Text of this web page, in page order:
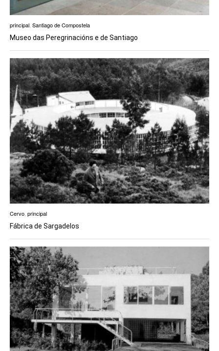
principal Santiago de Compostela
Museo das Peregrinacións e de Santiago
Cervo principal
Fábrica de Sargadelos